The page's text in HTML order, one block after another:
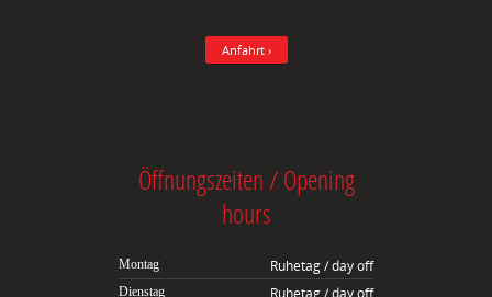
Anfahrt ›
Öffnungszeiten / Opening
hours
Montag Ruhetag / day off
Dienstag Ruhetag / day off